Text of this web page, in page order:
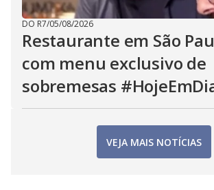
DO R7/05/08/2026
Restaurante em São
com menu exclusivo de
sobremesas
VEJA MAIS NOTÍCIAS